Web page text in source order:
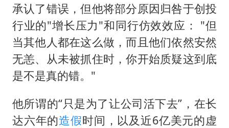
承认了错误，但他将部分原因归咎于创投
行业的"增长压力"和同行仿效效应： "但
当其他人都在这么做，而且他们依然安然
无恙、从未被抓住时，你开始质疑这到底
是不是真的错。"
他所谓的“只是为了让公司活下去”，在长
达六年的造假时间，以及近6亿美元的虚